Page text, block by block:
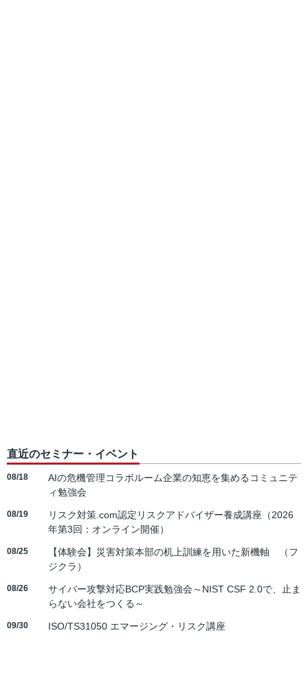
直近のセミナー・イベント
08/18
AIの危機管理コラボルーム企業の知恵を集めるコミュニテ
ィ勉強会
08/19
リスク対策.com認定リスクアドバイザー養成講座（2026
年第3回：オンライン開催）
08/25
【体験会】災害対策本部の机上訓練を用いた新機軸 （フ
ジクラ）
08/26
サイバー攻撃対応BCP実践勉強会～NIST CSF 2.0で、止ま
らない会社をつくる～
09/30 ISO/TS31050 エマージング・リスク講座